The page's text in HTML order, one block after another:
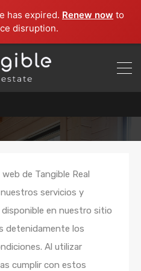
has expired. Renew now to
disruption.
de Tangible Real
servicios y
en nuestro sitio
detenidamente los
Al utilizar
cumplir con estos